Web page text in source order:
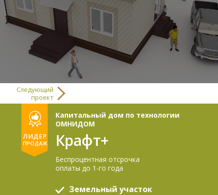
Следующий
проект
ЛИДЕР
ПРОДАЖ
Капитальный дом по технологии
ОМНИДОМ
Крафт+
Беспроцентная отсрочка
оплаты до 1-го года
Земельный участок